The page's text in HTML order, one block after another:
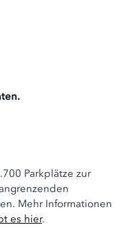
Parkplätze zur
Mehr Informationen
es hier.